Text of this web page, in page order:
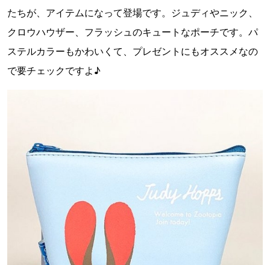
たちが、アイテムになって登場です。ジュディやニック、
クロウハウザー、フラッシュのキュートなポーチです。パ
ステルカラーもかわいくて、プレゼントにもオススメなの
で要チェックですよ♪